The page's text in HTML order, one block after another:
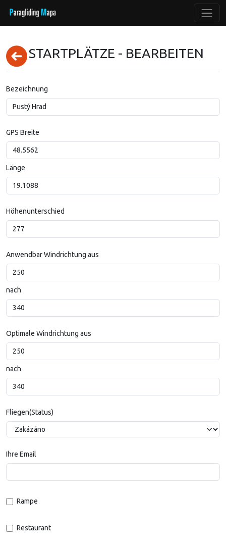
STARTPLÄTZE - BEARBEITEN
Bezeichnung
GPS Breite
Länge
Höhenunterschied
Anwendbar Windrichtung aus
nach
Optimale Windrichtung aus
nach
Fliegen(Status)
Ihre Email
Rampe
Restaurant